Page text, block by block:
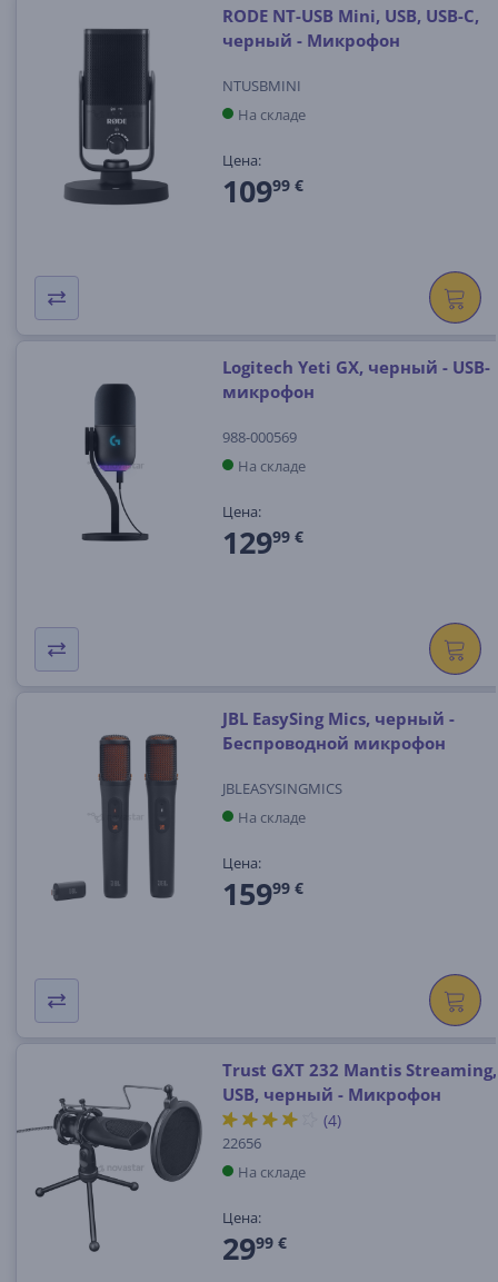
RODE NT-USB Mini, USB, USB-C,
черный - Микрофон
NTUSBMINI
На складе
Цена:
10999 €
Logitech Yeti GX, черный - USB-
микрофон
988-000569
На складе
Цена:
12999 €
JBL EasySing Mics, черный -
Беспроводной микрофон
JBLEASYSINGMICS
На складе
Цена:
15999 €
Trust GXT 232 Mantis Streaming,
USB, черный - Микрофон
(4)
22656
На складе
Цена:
2999 €